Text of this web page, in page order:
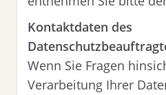
Kontaktdaten des
Wenn Sie Fragen
Verarbeitung Ihrer